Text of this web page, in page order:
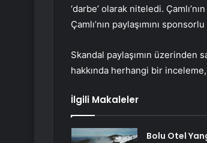
‘darbe’ olarak niteledi.
Çamlı’nın paylaşımını
Skandal paylaşımın üzerinden
hakkında herhangi bir
İlgili Makaleler
Bolu Otel